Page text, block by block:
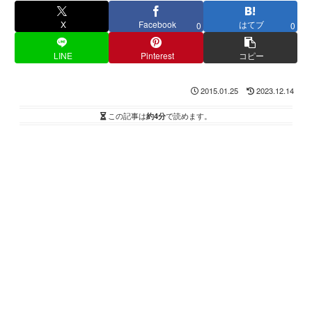
X Facebook 0 はてブ 0
LINE Pinterest コピー
2015.01.25 2023.12.14
この記事は約4分で読めます。